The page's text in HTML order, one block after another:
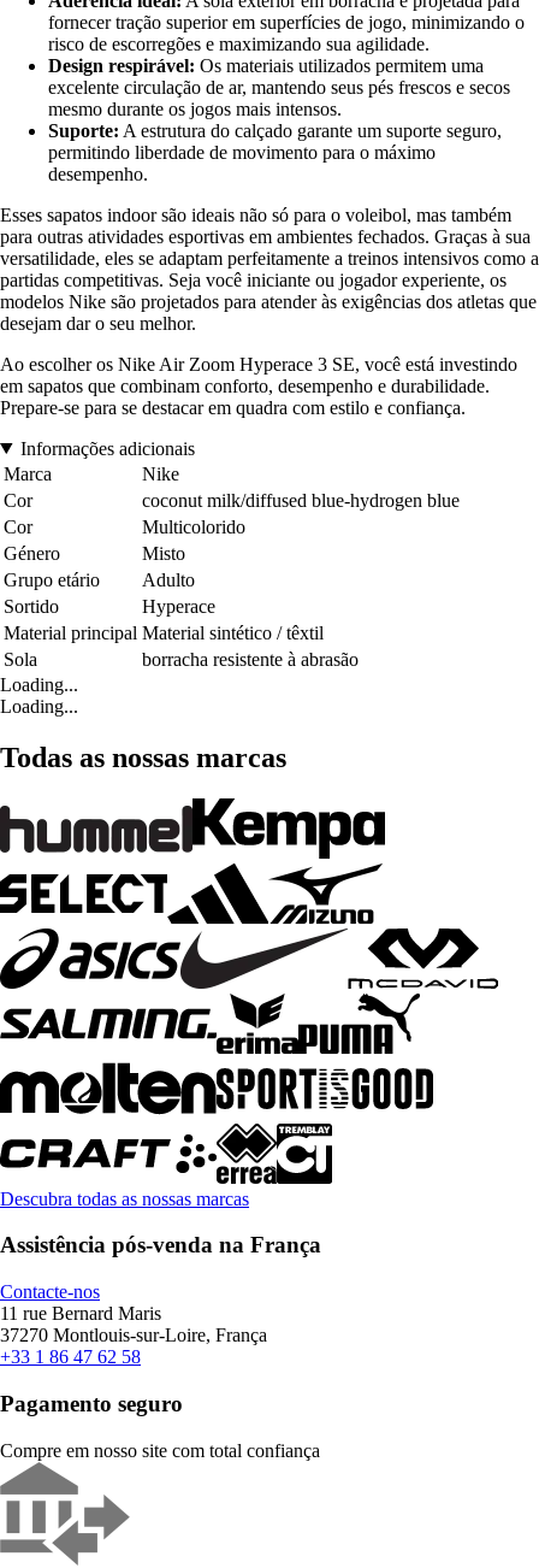
fornecer tração superior em superfícies de jogo, minimizando o
risco de escorregões e maximizando sua agilidade.
Design respirável: Os materiais utilizados permitem uma
excelente circulação de ar, mantendo seus pés frescos e secos
mesmo durante os jogos mais intensos.
Suporte: A estrutura do calçado garante um suporte seguro,
permitindo liberdade de movimento para o máximo
desempenho.
Esses sapatos indoor são ideais não só para o voleibol, mas também
para outras atividades esportivas em ambientes fechados. Graças à sua
versatilidade, eles se adaptam perfeitamente a treinos intensivos como a
partidas competitivas. Seja você iniciante ou jogador experiente, os
modelos Nike são projetados para atender às exigências dos atletas que
desejam dar o seu melhor.
Ao escolher os Nike Air Zoom Hyperace 3 SE, você está investindo
em sapatos que combinam conforto, desempenho e durabilidade.
Prepare-se para se destacar em quadra com estilo e confiança.
Informações adicionais
Marca
Nike
Cor
coconut milk/diffused blue-hydrogen blue
Cor
Multicolorido
Género
Misto
Grupo etário
Adulto
Sortido
Hyperace
Material principal Material sintético / têxtil
Sola
borracha resistente à abrasão
Loading...
Loading...
Todas as nossas marcas
Descubra todas as nossas marcas
Assistência pós-venda na França
Contacte-nos
11 rue Bernard Maris
37270 Montlouis-sur-Loire, França
+33 1 86 47 62 58
Pagamento seguro
Compre em nosso site com total confiança